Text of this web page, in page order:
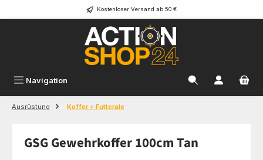
Zum Hauptinhalt springen Kostenloser Versand ab 50 €
Navigation
Ausrüstung Koffer + Futterale
GSG Gewehrkoffer 100cm Tan